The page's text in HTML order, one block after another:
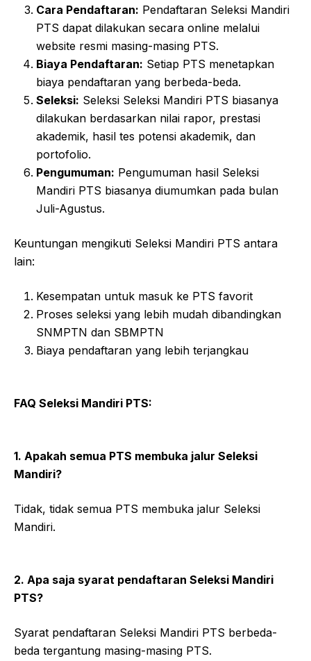
Cara Pendaftaran: Pendaftaran Seleksi Mandiri
PTS dapat dilakukan secara online melalui
website resmi masing-masing PTS.
Biaya Pendaftaran: Setiap PTS menetapkan
biaya pendaftaran yang berbeda-beda.
Seleksi: Seleksi Seleksi Mandiri PTS biasanya
dilakukan berdasarkan nilai rapor, prestasi
akademik, hasil tes potensi akademik, dan
portofolio.
Pengumuman: Pengumuman hasil Seleksi
Mandiri PTS biasanya diumumkan pada bulan
Juli-Agustus.
Keuntungan mengikuti Seleksi Mandiri PTS antara
lain:
Kesempatan untuk masuk ke PTS favorit
Proses seleksi yang lebih mudah dibandingkan
SNMPTN dan SBMPTN
Biaya pendaftaran yang lebih terjangkau
FAQ Seleksi Mandiri PTS:
1. Apakah semua PTS membuka jalur Seleksi
Mandiri?
Tidak, tidak semua PTS membuka jalur Seleksi
Mandiri.
2. Apa saja syarat pendaftaran Seleksi Mandiri
PTS?
Syarat pendaftaran Seleksi Mandiri PTS berbeda-
beda tergantung masing-masing PTS.